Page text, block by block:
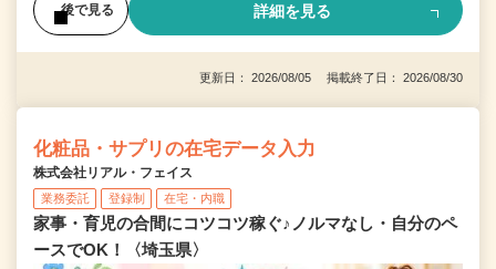
後で見る 詳細を見る
更新日： 2026/08/05 掲載終了日： 2026/08/30
化粧品・サプリの在宅データ入力
株式会社リアル・フェイス
業務委託 登録制 在宅・内職
家事・育児の合間にコツコツ稼ぐ♪ノルマなし・自分のペ
ースでOK！〈埼玉県〉